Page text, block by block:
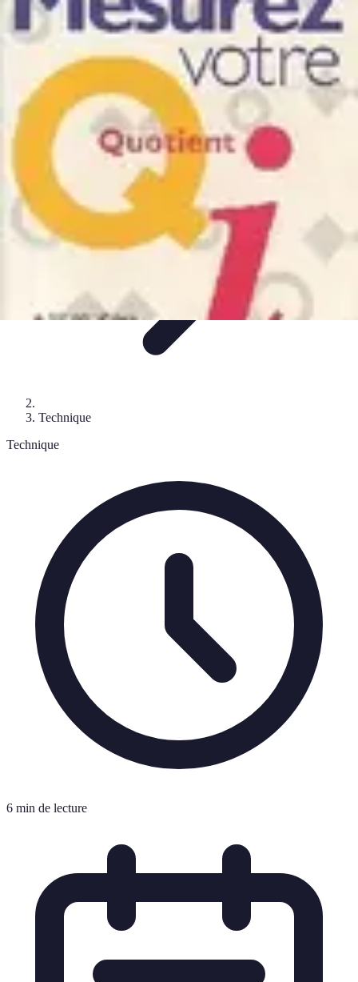
Apprendre Rubik Cube
Astuces et conseilsApprentissageTechniques
d'apprentissage
Méthodes d'apprentissage Techniques
Apprendre Rubik Cube
Technique
Technique
6 min de lecture